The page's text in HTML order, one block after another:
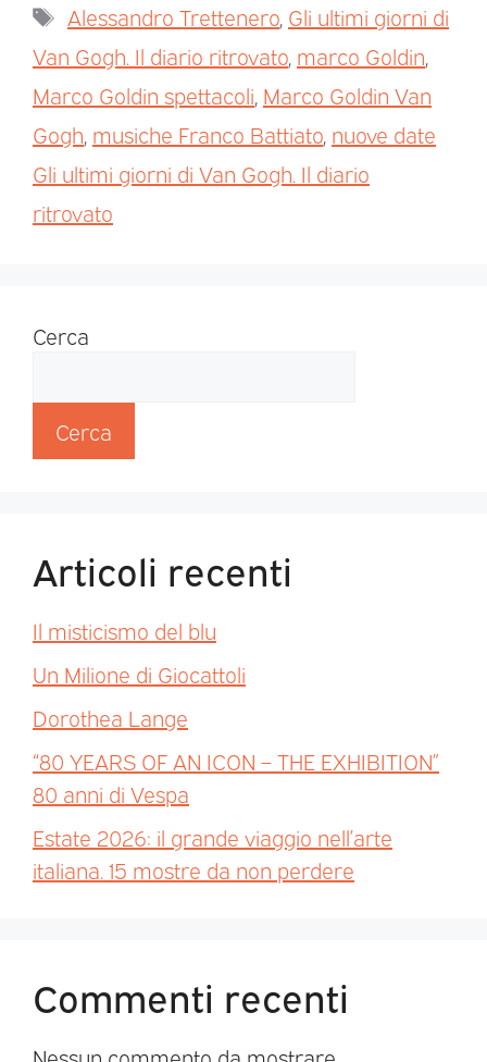
Alessandro Trettenero Gli ultimi giorni di
Van Gogh. Il diario ritrovato marco Goldin
Marco Goldin spettacoli Marco Goldin Van
Gogh musiche Franco Battiato nuove date
Gli ultimi giorni di Van Gogh. Il diario
ritrovato
Cerca
Cerca
Articoli recenti
Il misticismo del blu
Un Milione di Giocattoli
Dorothea Lange
“80 YEARS OF AN ICON – THE EXHIBITION”
80 anni di Vespa
Estate 2026: il grande viaggio nell’arte
italiana. 15 mostre da non perdere
Commenti recenti
Nessun commento da mostrare.